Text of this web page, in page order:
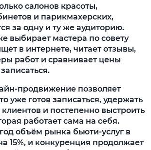
салонов красоты,
и парикмахерских,
за одну и ту же аудиторию.
выбирает мастера по совету
в интернете, читает отзывы,
работ и сравнивает цены
продвижение позволяет
уже готов записаться, удержать
и постепенно выстроить
работает сама на себя.
объём рынка бьюти-услуг в
15%, и конкуренция продолжает
каналов
продвижение
целевую аудиторию
торговое
(УТП)
способ
контент